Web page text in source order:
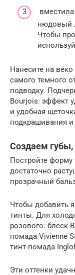
нюдовый
Чтобы
Нанесите на
самого темного
подводку.
Bourjois: эффект
и удобная
подкрашивания и
Создаем губы,
Постройте
достаточно
прозрачный
Чтобы добавить
тинты. Для
розового: блеск
помада Vivienne
тинт-помада
Эти оттенки